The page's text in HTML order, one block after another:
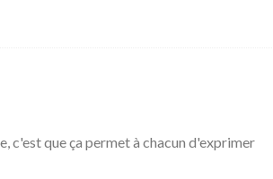
c'est que ça permet à chacun d'exprimer